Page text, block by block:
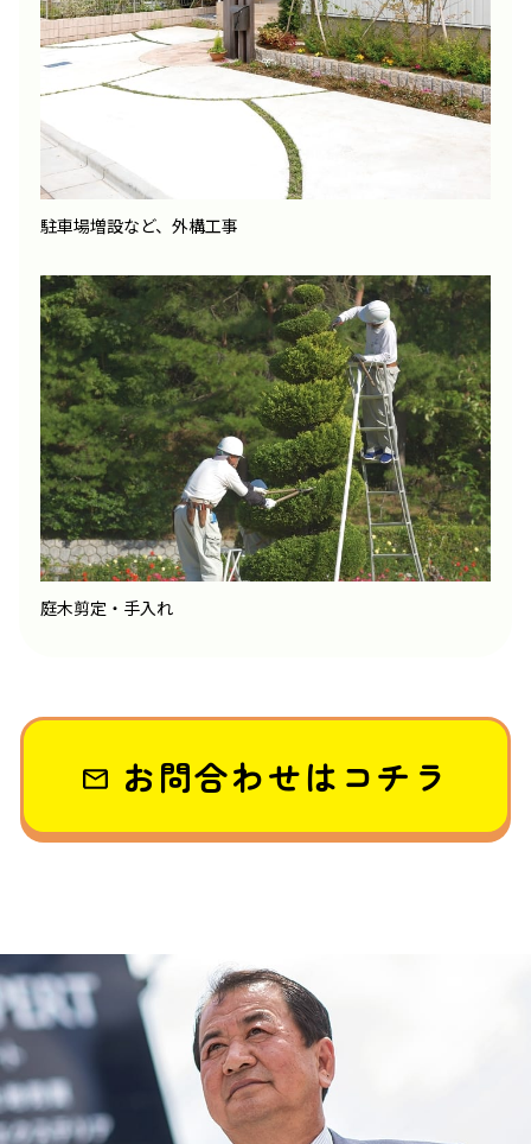
駐車場増設など、外構工事
庭木剪定・手入れ
お問合わせはコチラ